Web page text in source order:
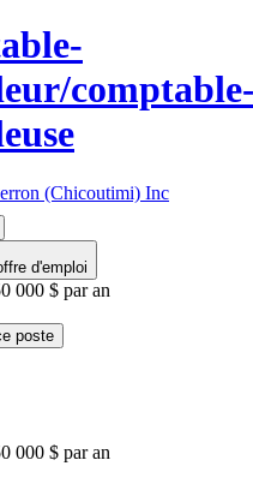
comptable-
(Chicoutimi) Inc
d'emploi
000 $ par an
poste
000 $ par an